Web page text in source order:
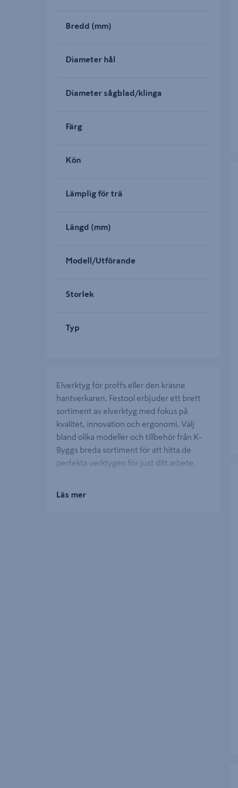
Bredd (mm)
Diameter hål
Diameter sågblad/klinga
Färg
Kön
Lämplig för trä
Längd (mm)
Modell/Utförande
Storlek
Typ
Elverktyg för proffs eller den kräsne
hantverkaren. Festool erbjuder ett brett
sortiment av elverktyg med fokus på
kvalitet, innovation och ergonomi. Välj
bland olika modeller och tillbehör från K-
Byggs breda sortiment för att hitta de
perfekta verktygen för just ditt arbete.
Läs mer